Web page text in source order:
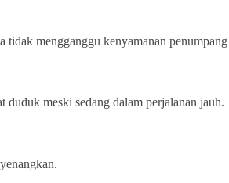
tidak mengganggu kenyamanan
duduk meski sedang dalam perjalanan jauh.